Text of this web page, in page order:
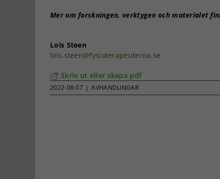
Mer om forskningen, verktygen och materialet
Lois Steen
lois.steen@fysioterapeuterna.se
Skriv ut eller skapa pdf
2022-08-07 | AVHANDLINGAR